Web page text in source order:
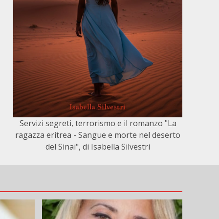
Servizi segreti, terrorismo e il romanzo "La
ragazza eritrea - Sangue e morte nel deserto
del Sinai", di Isabella Silvestri